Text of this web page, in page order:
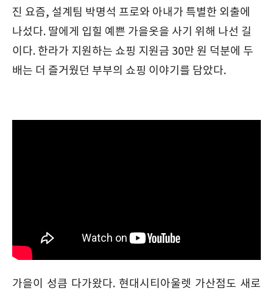
진 요즘, 설계팀 박명석 프로와 아내가 특별한 외출에
나섰다. 딸에게 입힐 예쁜 가을옷을 사기 위해 나선 길
이다. 한라가 지원하는 쇼핑 지원금 30만 원 덕분에 두
배는 더 즐거웠던 부부의 쇼핑 이야기를 담았다.
가을이 성큼 다가왔다. 현대시티아울렛 가산점도 새로